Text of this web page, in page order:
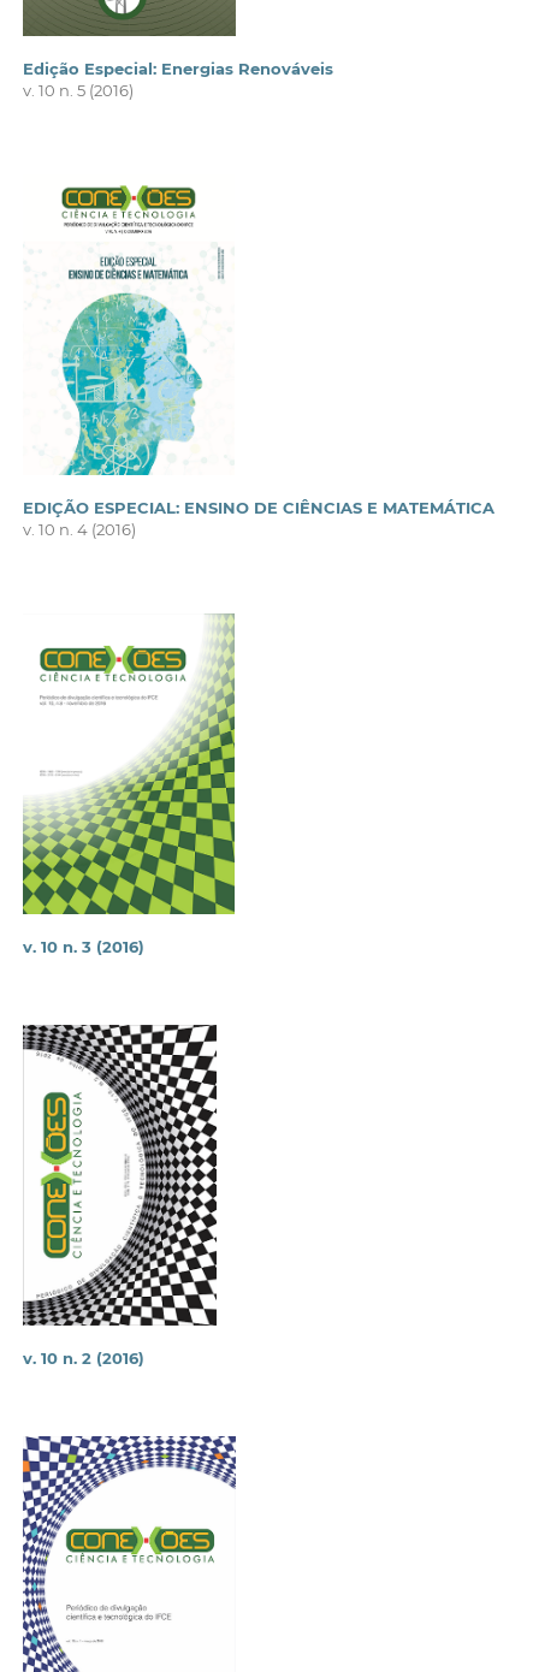
Edição Especial: Energias Renováveis
v. 10 n. 5 (2016)
EDIÇÃO ESPECIAL: ENSINO DE CIÊNCIAS E MATEMÁTICA
v. 10 n. 4 (2016)
v. 10 n. 3 (2016)
v. 10 n. 2 (2016)